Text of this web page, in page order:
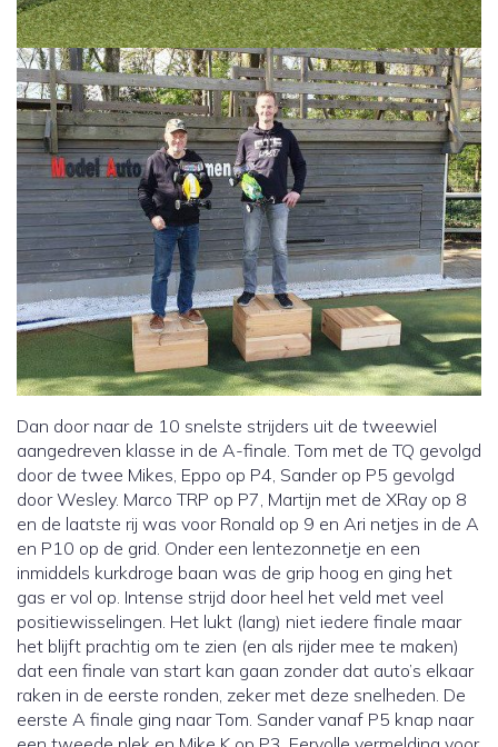
Dan door naar de 10 snelste strijders uit de tweewiel
aangedreven klasse in de A-finale. Tom met de TQ gevolgd
door de twee Mikes, Eppo op P4, Sander op P5 gevolgd
door Wesley. Marco TRP op P7, Martijn met de XRay op 8
en de laatste rij was voor Ronald op 9 en Ari netjes in de A
en P10 op de grid. Onder een lentezonnetje en een
inmiddels kurkdroge baan was de grip hoog en ging het
gas er vol op. Intense strijd door heel het veld met veel
positiewisselingen. Het lukt (lang) niet iedere finale maar
het blijft prachtig om te zien (en als rijder mee te maken)
dat een finale van start kan gaan zonder dat auto’s elkaar
raken in de eerste ronden, zeker met deze snelheden. De
eerste A finale ging naar Tom. Sander vanaf P5 knap naar